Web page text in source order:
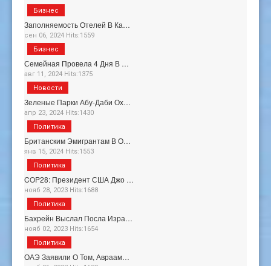
Заполняемость Отелей В Ка…
сен 06, 2024 Hits:1559
Бизнес
Семейная Провела 4 Дня В …
авг 11, 2024 Hits:1375
Бизнес
Зеленые Парки Абу-Даби Ох…
апр 23, 2024 Hits:1430
Новости
Британским Эмигрантам В О…
янв 15, 2024 Hits:1553
Политика
COP28: Президент США Джо …
нояб 28, 2023 Hits:1688
Политика
Бахрейн Выслал Посла Изра…
нояб 02, 2023 Hits:1654
Политика
ОАЭ Заявили О Том, Авраам…
Политика